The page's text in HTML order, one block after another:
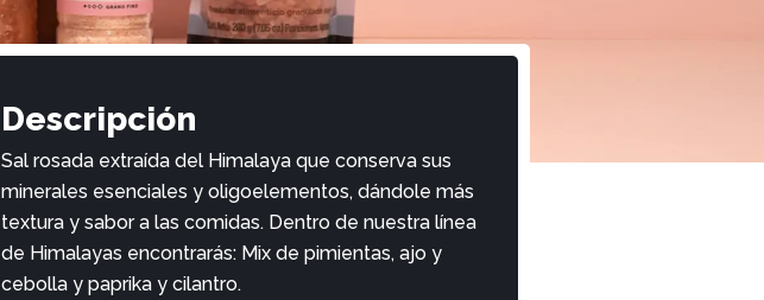
Descripción
Sal rosada extraída del Himalaya que conserva sus
minerales esenciales y oligoelementos, dándole más
textura y sabor a las comidas. Dentro de nuestra línea
de Himalayas encontrarás: Mix de pimientas, ajo y
cebolla y paprika y cilantro.